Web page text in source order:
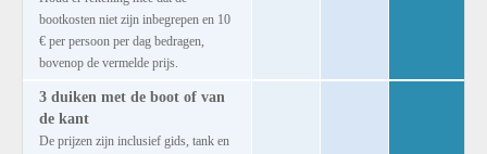
bootkosten niet zijn inbegrepen en 10
€ per persoon per dag bedragen,
bovenop de vermelde prijs.
3 duiken met de boot of van
de kant
De prijzen zijn inclusief gids, tank en